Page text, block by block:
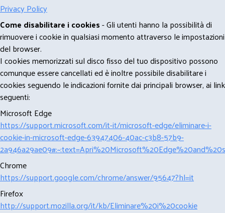
Privacy Policy
Come disabilitare i cookies- Gli utenti hanno la possibilità di
rimuovere i cookie in qualsiasi momento attraverso le impostazioni
del browser.
I cookies memorizzati sul disco fisso del tuo dispositivo possono
comunque essere cancellati ed è inoltre possibile disabilitare i
cookies seguendo le indicazioni fornite dai principali browser, ai link
seguenti:
Microsoft Edge
https://support.microsoft.com/it-it/microsoft-edge/eliminare-i-
cookie-in-microsoft-edge-63947406-40ac-c3b8-57b9-
Chrome
https://support.google.com/chrome/answer/95647?hl=it
Firefox
http://support.mozilla.org/it/kb/Eliminare%20i%20cookie